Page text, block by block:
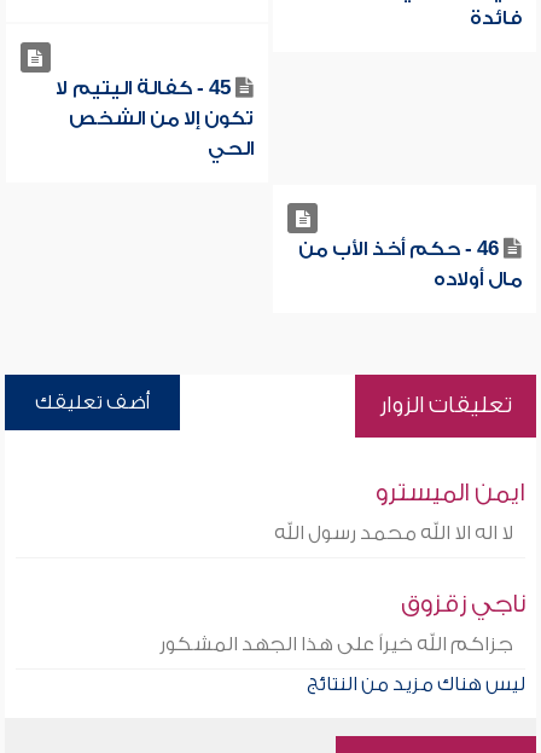
فائدة
45 - كفالة اليتيم لا
تكون إلا من الشخص
الحي
46 - حكم أخذ الأب من
مال أولاده
تعليقات الزوار أضف تعليقك
ايمن الميسترو
لا اله الا الله محمد رسول الله
ناجي زقزوق
جزاكم الله خيراً على هذا الجهد المشكور
ليس هناك مزيد من النتائج